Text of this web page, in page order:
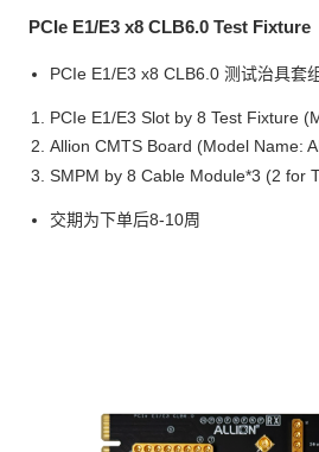
PCIe E1/E3 x8 CLB6.0 Test Fixture
PCIe E1/E3 x8 CLB6.0 测试治具套
PCIe E1/E3 Slot by 8 Test Fixture
Allion CMTS Board (Model Name:
SMPM by 8 Cable Module*3 (2 for
交期为下单后8-10周